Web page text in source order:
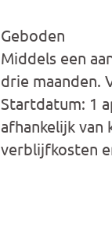
Geboden
Middels een
drie maanden.
Startdatum: 1
afhankelijk van
verblijfkosten